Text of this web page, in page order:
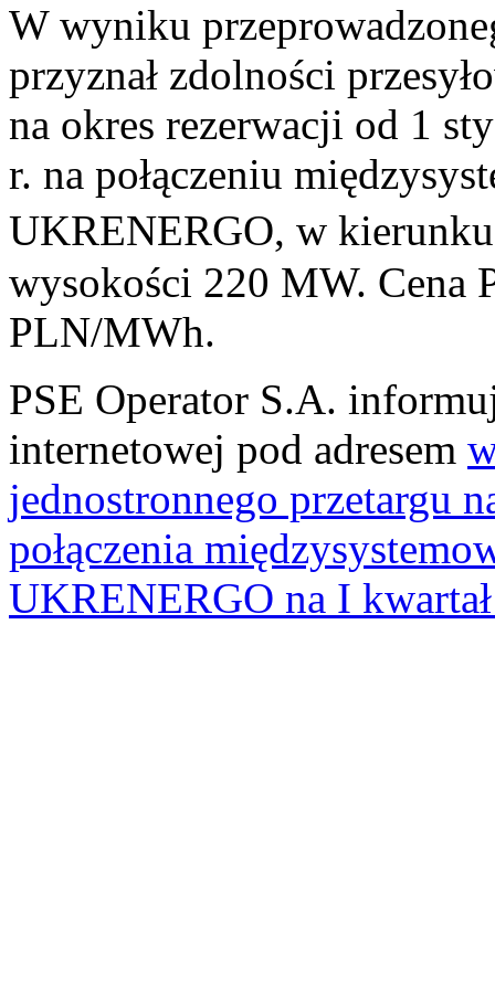
W wyniku
przyznał zdolności
na okres rezerwacji od 1
r. na połączeniu
UKRENERGO, w
wysokości 220 MW. Cena
PLN/MWh.
PSE Operator S.A.
internetowej pod adresem
jednostronnego przetargu
połączenia
UKRENERGO na I